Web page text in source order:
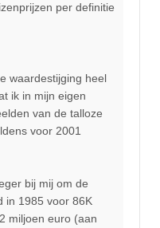
per definitie
waardestijging heel
ik in mijn eigen
van de talloze
voor 2001
bij mij om de
in 1985 voor 86K
miljoen euro (aan